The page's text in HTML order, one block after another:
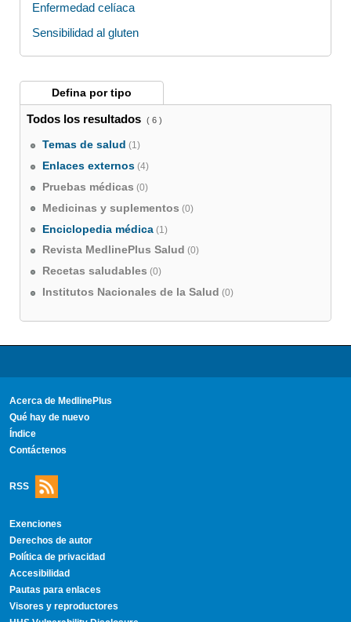
Enfermedad celíaca
Sensibilidad al gluten
Defina portipo
Todos los resultados ( 6 )
Temas de salud (1)
Enlaces externos (4)
Pruebas médicas (0)
Medicinas y suplementos (0)
Enciclopedia médica (1)
Revista MedlinePlus Salud (0)
Recetas saludables (0)
Institutos Nacionales de la Salud (0)
Acerca de MedlinePlus
Qué hay de nuevo
Índice
Contáctenos
RSS
Exenciones
Derechos de autor
Política de privacidad
Accesibilidad
Pautas para enlaces
Visores y reproductores